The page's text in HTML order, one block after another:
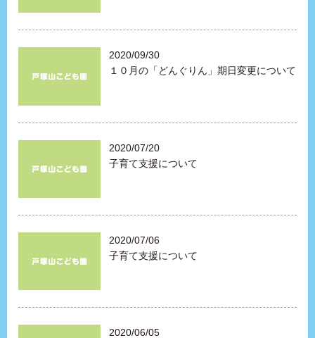
2020/09/30
１０月の「どんぐりん」期日変更について
2020/07/20
子育て支援について
2020/07/06
子育て支援について
2020/06/05